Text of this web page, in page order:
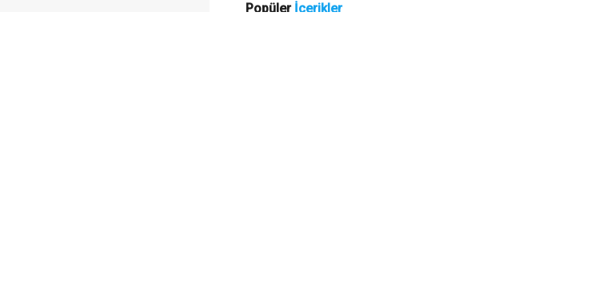
Popüler İçerikler